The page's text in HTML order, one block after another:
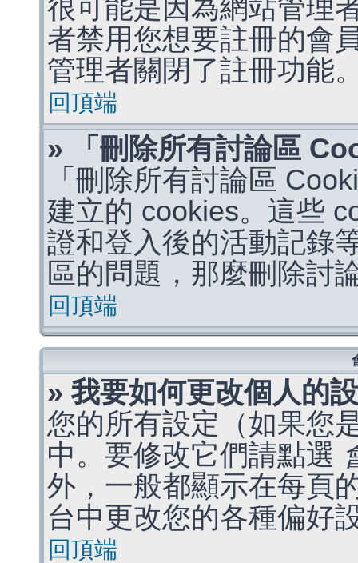
很可能是因為網站管理
者禁用您想要註冊的會
管理者關閉了註冊功能
回頂端
» 「刪除所有討論區
「刪除所有討論區
建立的 cookies。這些
證和登入後的活動記錄
區的問題，那麼刪除討
回頂端
» 我要如何更改個人的
您的所有設定（如果您
中。要修改它們請點選
外，一般都顯示在每頁
台中更改您的各種偏好
回頂端